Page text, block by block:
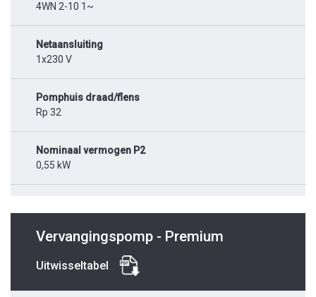
4WN 2-10 1~
Netaansluiting
1x230 V
Pomphuis draad/flens
Rp 32
Nominaal vermogen P2
0,55 kW
Vervangingspomp - Premium
Uitwisseltabel